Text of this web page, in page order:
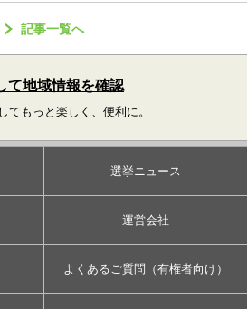
記事一覧へ
て地域情報を確認
てもっと楽しく、便利に。
選挙ニュース
運営会社
よくあるご質問（有権者向け）